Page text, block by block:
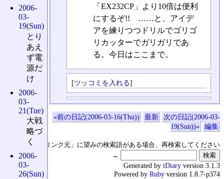
「EX232CP」より10倍は便利
にするぞ!! ……と、アイデ
アを練りつつドリルでゴリゴ
リカッターでガリガリであ
る。今日はここまで。
[ツッコミを入れる]
«前の日記(2006-03-16(Thu)) 最新
次の日記(2006-03-
19(Sun))»
編集
↑の「本日のリンク元」に望みの検索語がある場合、再検索してください
→
2006-
03-
19(Sun)
とり
あえ
ず電
源だ
け
2006-
03-
21(Tue)
大戦
略づ
く
2006-
03-
26(Sun)
Generated by tDiary version 3.1.3
Powered by Ruby version 1.8.7-p374